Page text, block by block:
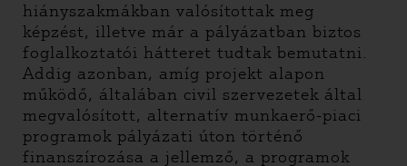
hiányszakmákban valósítottak meg
képzést, illetve már a pályázatban biztos
foglalkoztatói hátteret tudtak bemutatni.
Addig azonban, amíg projekt alapon
működő, általában civil szervezetek által
megvalósított, alternatív munkaerő-piaci
programok pályázati úton történő
finanszírozása a jellemző, a programok